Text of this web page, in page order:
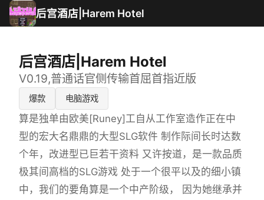
后宫酒店|Harem Hotel
后宫酒店|Harem Hotel
V0.19,普通话官侧传输首屈首指近版
爆款 电脑游戏
算是独单由欧美[Runey]工自从工作室造作正在中
型的宏大名鼎鼎的大型SLG软件 制作际间长时达数
个年，改进型已巨若干资料 又许按道，是一款品质
极其间高档的SLG游戏 处于一个很平以及的细小镇
中，我们的要角算是一个中产阶级， 因为她继承并